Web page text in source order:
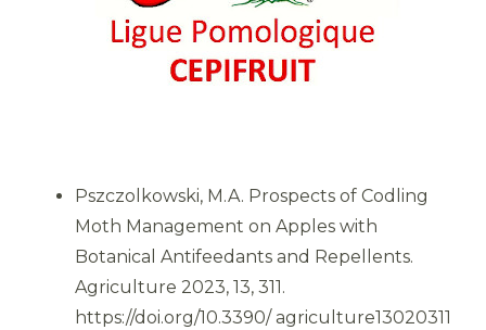
Pszczolkowski, M.A. Prospects of Codling
Moth Management on Apples with
Botanical Antifeedants and Repellents.
Agriculture 2023, 13, 311.
https://doi.org/10.3390/ agriculture13020311